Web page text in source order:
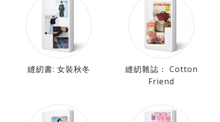
縫紉書: 女裝秋冬
縫紉雜誌： Cotton
Friend